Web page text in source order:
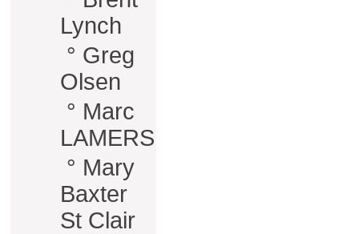
Lynch
° Greg
Olsen
° Marc
LAMERS
° Mary
Baxter
St Clair